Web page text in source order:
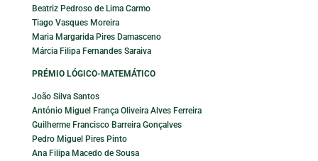
Beatriz Pedroso de Lima Carmo
Tiago Vasques Moreira
Maria Margarida Pires Damasceno
Márcia Filipa Fernandes Saraiva
PRÉMIO LÓGICO-MATEMÁTICO
João Silva Santos
António Miguel França Oliveira Alves Ferreira
Guilherme Francisco Barreira Gonçalves
Pedro Miguel Pires Pinto
Ana Filipa Macedo de Sousa